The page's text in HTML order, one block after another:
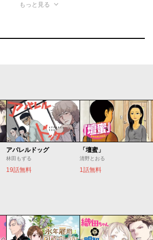
もっと見る
アパレルドッグ
林田もずる
19話無料
「壇蜜」
清野とおる
1話無料